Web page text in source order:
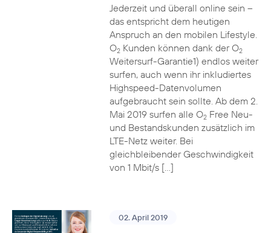
Jederzeit und überall online sein –
das entspricht dem heutigen
Anspruch an den mobilen Lifestyle.
O2Kunden können dank der O2
Weitersurf-Garantie1) endlos weiter
surfen, auch wenn ihr inkludiertes
Highspeed-Datenvolumen
aufgebraucht sein sollte. Ab dem 2.
Mai 2019 surfen alle O2Free Neu-
und Bestandskunden zusätzlich im
LTE-Netz weiter. Bei
gleichbleibender Geschwindigkeit
von 1 Mbit/s […]
02. April 2019